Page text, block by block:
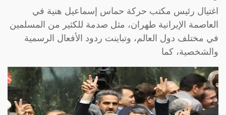
اغتيال رئيس مكتب حركة حماس إسماعيل هنية في
العاصمة الإيرانية طهران، مثل صدمة للكثير من المسلمين
في مختلف دول العالم، وتباينت ردود الأفعال الرسمية
والشخصية، كما